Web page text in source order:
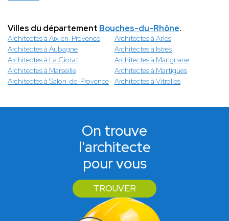
Villes du département Bouches-du-Rhône.
Architectes à Aix-en-Provence
Architectes à Arles
Architectes à Aubagne
Architectes à Istres
Architectes à La Ciotat
Architectes à Marignane
Architectes à Marseille
Architectes à Martigues
Architectes à Salon-de-Provence
Architectes à Vitrolles
On trouve
l'architecte
pour vous
TROUVER